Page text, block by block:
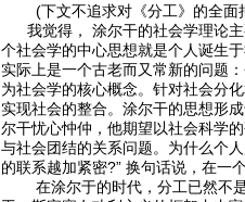
(下文不追求对《分工》的全面
我觉得， 涂尔干的社会学理论主
个社会学的中心思想就是个人诞生
实际上是一个古老而又常新的问题
为社会学的核心概念。针对社会分
实现社会的整合。涂尔干的思想形
尔干忧心忡仲，他期望以社会科学
与社会团结的关系问题。为什么个
的联系越加紧密?” 换句话说，在一
在涂尔于的时代，分工已然不是